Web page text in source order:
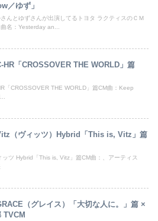
／ゆず」
んとゆずさんが出演してるトヨタ ラクティスのＣＭ
名：Yesterday an...
HR「CROSSOVER THE WORLD」篇
「CROSSOVER THE WORLD」篇CM曲：Keep
（ヴィッツ）Hybrid「This is, Vitz」篇
ッツ Hybrid「This is, Vitz」篇CM曲：、アーティス
（グレイス）「大切な人に。」篇 ×
TVCM